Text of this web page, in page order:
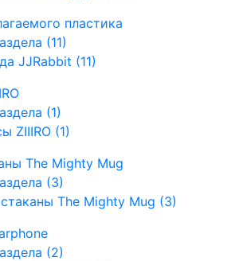
пластика
(11)
JJRabbit (11)
(1)
ZIIIRO (1)
The Mighty Mug
(3)
The Mighty Mug (3)
(2)